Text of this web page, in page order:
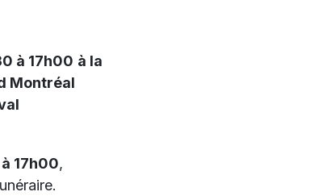
à 17h00 à la
Montréal
17h00,